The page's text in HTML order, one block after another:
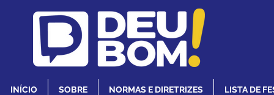
INÍCIO SOBRE NORMAS E DIRETRIZES LISTA DE